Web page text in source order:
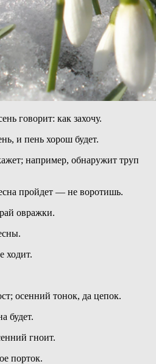
говорит: как захочу.
и пень хорош будет.
например, обнаружит труп
пройдет — не воротишь.
овражки.
ходит.
осенний тонок, да цепок.
будет.
гноит.
порток.